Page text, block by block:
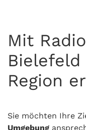
Mit
Region
Sie möchten Ihre
Umgebung